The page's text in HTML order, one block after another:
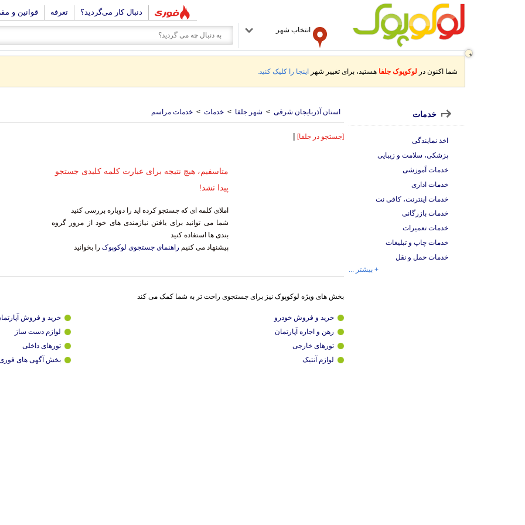
دنبال کار می‌گردید؟ تعرفه قوانین و
انتخاب شهر
شما اکنون در لوکوپوک جلفا هستید، برای تغییر شهر اینجا را کلیک کنید.
استان آذربایجان شرقی > شهر جلفا > خدمات > خدمات مراسم
[جستجو در جلفا] |
متاسفیم، هیچ نتیجه برای عبارت کلمه کلیدی جستجو
پیدا نشد!
املای کلمه ای که جستجو کرده اید را دوباره بررسی کنید
شما می توانید برای یافتن نیازمندی های خود از مرور گروه
بندی ها استفاده کنید
پیشنهاد می کنیم راهنمای جستجوی لوکوپوک را بخوانید
بخش های ویژه لوکوپوک نیز برای جستجوی راحت تر به شما کمک می کند
خرید و فروش خودرو
خرید و فروش
رهن و اجاره آپارتمان
لوازم دست ساز
تورهای خارجی
تورهای داخلی
لوازم آنتیک
بخش آگهی های
خدمات
اخذ نمایندگی
پزشکی، سلامت و زیبایی
خدمات آموزشی
خدمات اداری
خدمات اینترنت، کافی نت
خدمات بازرگانی
خدمات تعمیرات
خدمات چاپ و تبلیغات
خدمات حمل و نقل
+ بیشتر ...